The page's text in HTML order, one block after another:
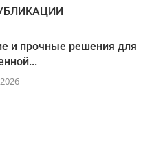
и прочные решения для